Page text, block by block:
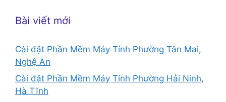
Bài viết mới
Cài đặt Phần Mềm Máy Tính Phường Tân Mai,
Nghệ An
Cài đặt Phần Mềm Máy Tính Phường Hải Ninh,
Hà Tĩnh